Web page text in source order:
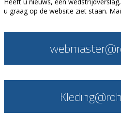
u graag op de website ziet staan.